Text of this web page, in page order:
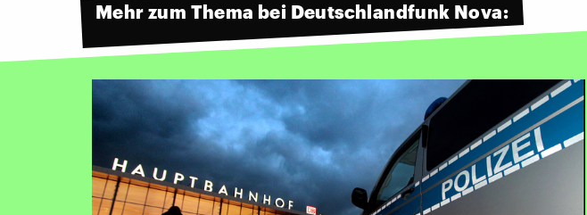
Mehr zum Thema bei Deutschlandfunk Nova: